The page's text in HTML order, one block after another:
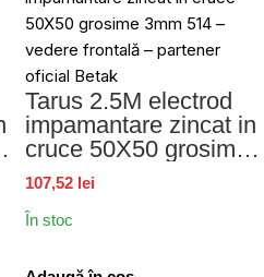
Tarus 2.5M electrod
impamantare zincat in
cruce 50X50 grosime
3mm 514
107,52 lei
În stoc